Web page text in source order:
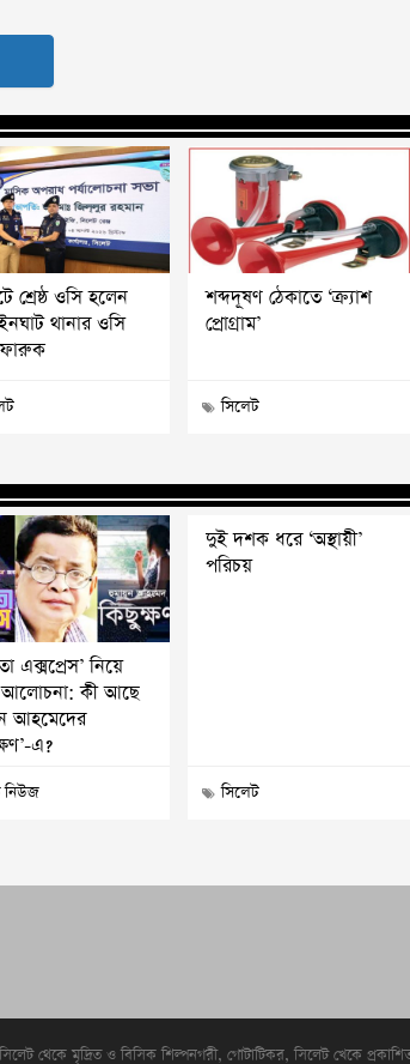
শ্রেষ্ঠ ওসি হলেন
থানার ওসি
শব্দদূষণ ঠেকাতে ‘ক্র্যাশ
প্রোগ্রাম’
সিলেট
এক্সপ্রেস’ নিয়ে
কী আছে
আহমেদের
এ?
নিউজ
দুই দশক ধরে ‘অস্থায়ী’
পরিচয়
সিলেট
থেকে মৃদ্রিত ও বিসিক শিল্পনগরী, গোটাটিকর, সিলেট খেকে